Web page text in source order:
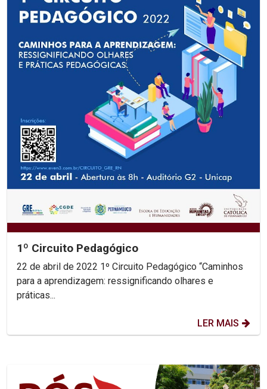
1º Circuito Pedagógico
22 de abril de 2022 1º Circuito Pedagógico “Caminhos
para a aprendizagem: ressignificando olhares e
práticas...
LER MAIS